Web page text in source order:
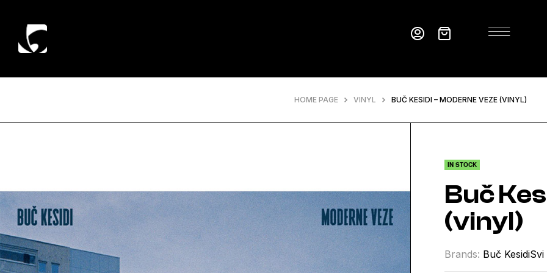
HOME PAGE VINYL BUČ KESIDI – MODERNE VEZE (VINYL)
IN STOCK
Buč
(vinyl)
Brands: Buč KesidiSvi